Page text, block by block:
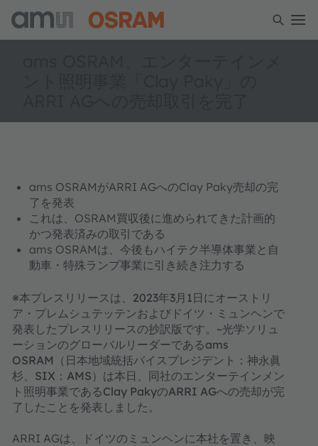
ams OSRAMがARRI AGへのClay Paky売却の完
了を発表
これは、OSRAM買収後に進められてきた計画的
かつ発表済みの取引である
ams OSRAMは、今後もハイテク半導体事業と自
動車・特殊ランプ事業に引き続き注力する
※本プレスリリースは、2023年3月1日にオーストリ
ア・プレムシュテッテンおよびドイツ・ミュンヘンで
発表したプレスリリースの抄訳版です。–光学ソリュ
ーションのグローバルリーダーであるams
OSRAM（日本地域統括バイスプレジデント：神永眞
杉、SIX：AMS）は本日、同社のエンターテインメン
ト照明事業であるClay PakyのARRI AGへの売却が完
了したことを発表しました。
ARRI AGは、ドイツのミュンヘンに本社を置き、映